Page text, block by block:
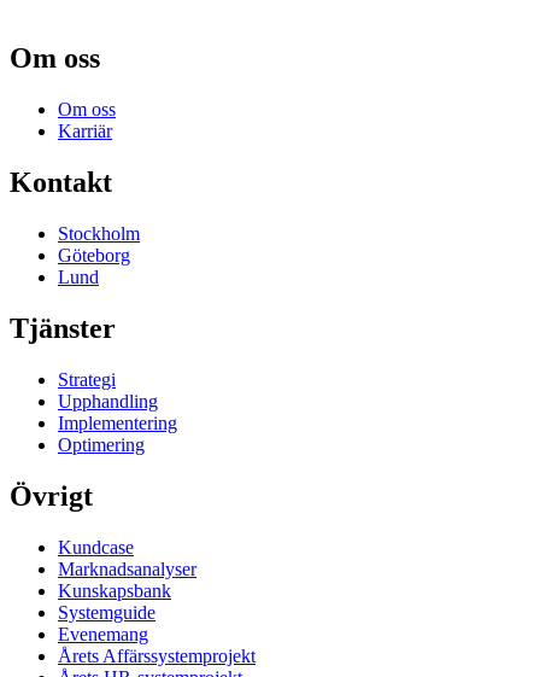
Om oss
Om oss
Karriär
Kontakt
Stockholm
Göteborg
Lund
Tjänster
Strategi
Upphandling
Implementering
Optimering
Övrigt
Kundcase
Marknadsanalyser
Kunskapsbank
Systemguide
Evenemang
Årets Affärssystemprojekt